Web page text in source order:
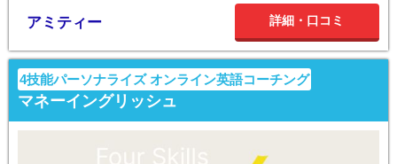
アミティー 詳細・口コミ
4技能パーソナライズ オンライン英語コーチング
マネーイングリッシュ